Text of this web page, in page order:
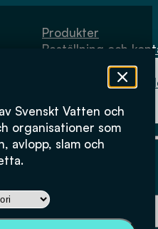
Svenskt Vatten och
organisationer som
avlopp, slam och
Produkter
Beställning och
Fysiskt lager
Beställning och kontakt